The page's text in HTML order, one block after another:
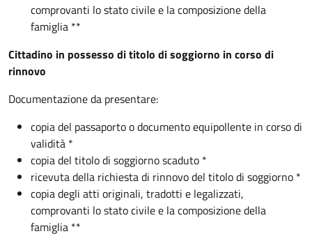
comprovanti lo stato civile e la composizione della
famiglia **
Cittadino in possesso di titolo di soggiorno in corso di
rinnovo
Documentazione da presentare:
copia del passaporto o documento equipollente in corso di
validità *
copia del titolo di soggiorno scaduto *
ricevuta della richiesta di rinnovo del titolo di soggiorno *
copia degli atti originali, tradotti e legalizzati,
comprovanti lo stato civile e la composizione della
famiglia **